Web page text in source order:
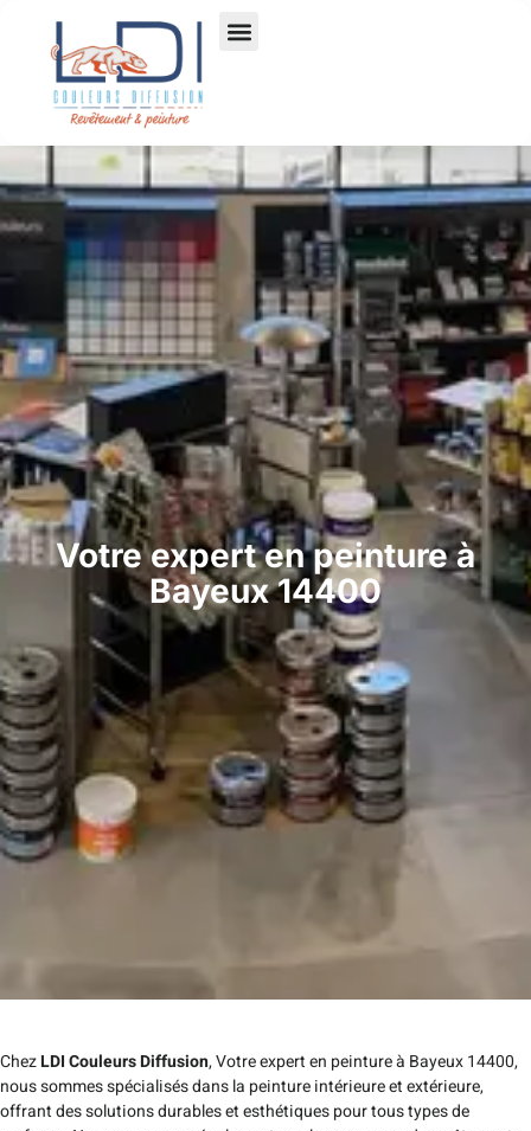
Votre expert en peinture à
Bayeux 14400
ChezLDI Couleurs Diffusion, Votre expert en peinture à Bayeux 14400,
nous sommes spécialisés dans la peinture intérieure et extérieure,
offrant des solutions durables et esthétiques pour tous types de